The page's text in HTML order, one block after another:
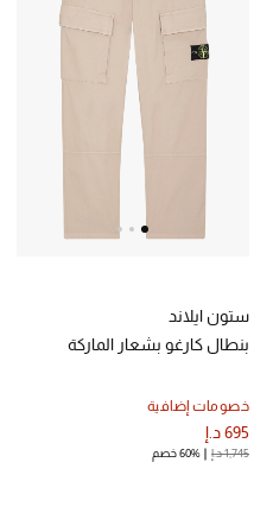
تشكيلة الأعراس
حقائب وأحذية متطابقة
جميع الأحذية النسائية
جميع الإكسسورات النسائية
ستون ايلاند
بنطال كارغو بشعار الماركة
خصومات إضافية
695 د.إ
1,745 د.إ 60% خصم